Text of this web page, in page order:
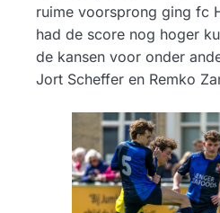
ruime voorsprong ging fc
had de score nog hoger
de kansen voor onder
Jort Scheffer en Remko